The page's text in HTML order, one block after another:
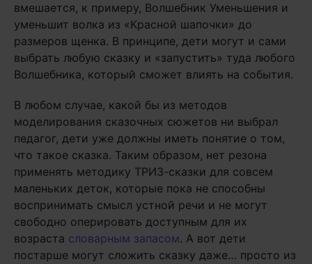
вмешается, к примеру, Волшебник Уменьшения и
уменьшит волка из «Красной шапочки» до
размеров щенка. В принципе, дети могут и сами
выбрать любую сказку и «запустить» туда любого
Волшебника, который сможет влиять на события.
В любом случае, какой бы из методов
моделирования сказочных сюжетов ни выбрал
педагог, дети уже должны иметь понятие о том,
что такое сказка. Таким образом, нет резона
применять методику ТРИЗ-сказки для совсем
маленьких деток, которые пока не способны
воспринимать смысл устной речи и не могут
свободно оперировать доступным для их
возраста словарным запасом. А вот дети
постарше могут сложить сказку даже… просто из